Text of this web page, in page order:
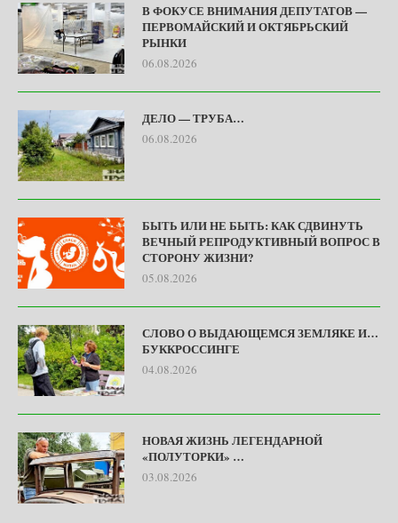
В ФОКУСЕ ВНИМАНИЯ ДЕПУТАТОВ —
ПЕРВОМАЙСКИЙ И ОКТЯБРЬСКИЙ
РЫНКИ
06.08.2026
ДЕЛО — ТРУБА…
06.08.2026
БЫТЬ ИЛИ НЕ БЫТЬ: КАК СДВИНУТЬ
ВЕЧНЫЙ РЕПРОДУКТИВНЫЙ ВОПРОС В
СТОРОНУ ЖИЗНИ?
05.08.2026
СЛОВО О ВЫДАЮЩЕМСЯ ЗЕМЛЯКЕ И…
БУККРОССИНГЕ
04.08.2026
НОВАЯ ЖИЗНЬ ЛЕГЕНДАРНОЙ
«ПОЛУТОРКИ» …
03.08.2026